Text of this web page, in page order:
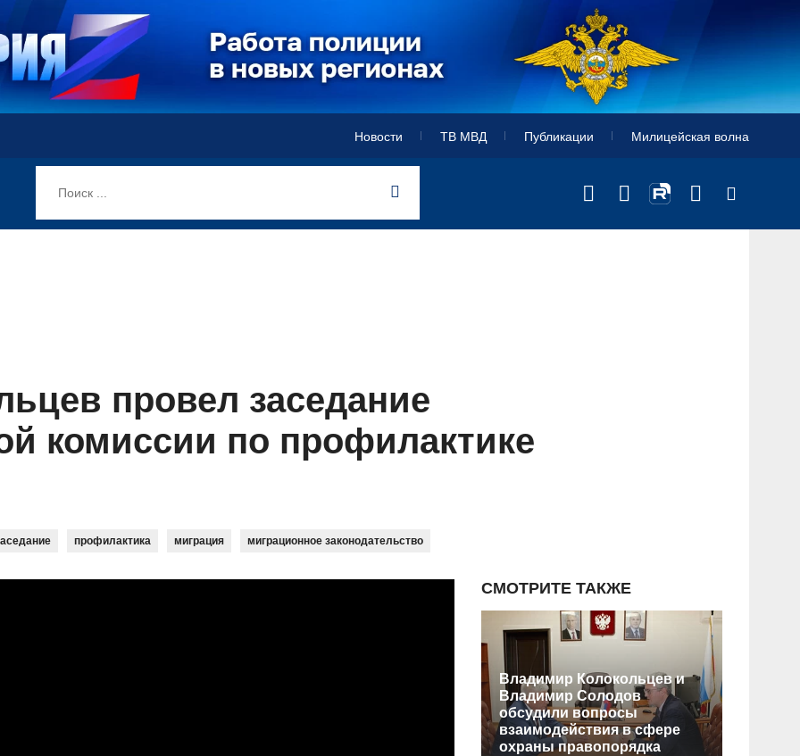
Новости ТВ МВД Публикации Милицейская волна
провел заседание
комиссии по профилактике
профилактика миграция миграционное законодательство
СМОТРИТЕ ТАКЖЕ
Владимир Колокольцев и
Владимир Солодов
обсудили вопросы
взаимодействия в сфере
охраны правопорядка